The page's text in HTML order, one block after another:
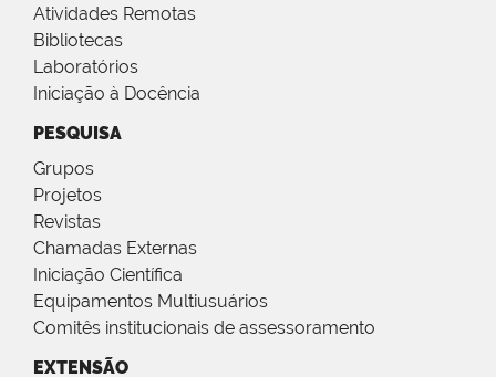
Atividades Remotas
Bibliotecas
Laboratórios
Iniciação à Docência
PESQUISA
Grupos
Projetos
Revistas
Chamadas Externas
Iniciação Científica
Equipamentos Multiusuários
Comitês institucionais de assessoramento
EXTENSÃO